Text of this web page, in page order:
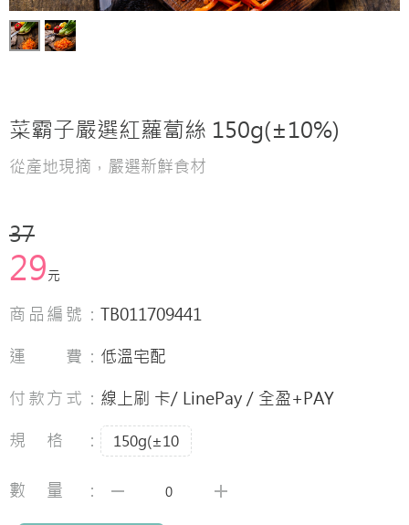
菜霸子嚴選紅蘿蔔絲 150g(±10%)
從產地現摘，嚴選新鮮食材
37
29元
商品編號： TB011709441
運 費： 低溫宅配
付款方式： 線上刷 卡/ LinePay / 全盈+PAY
規格：
150g(±10
數量：